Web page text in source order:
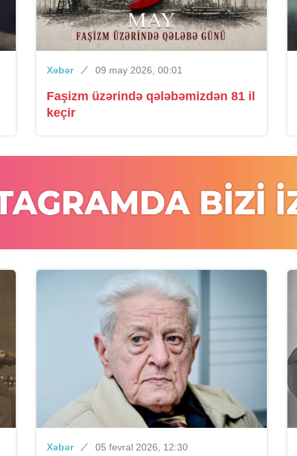
Xəbər 09 may 2026, 00:01
Faşizm üzərində qələbəmizdən 81 il
keçir
Xəbər 05 fevral 2026, 12:30